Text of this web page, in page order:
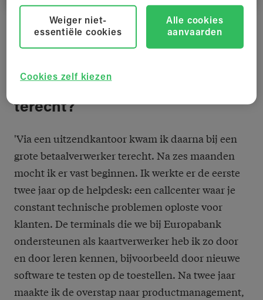
terecht?
'Via een uitzendkantoor kwam ik daarna bij een
grote betaalverwerker terecht. Na zes maanden
mocht ik er vast beginnen. Ik werkte er de eerste
twee jaar op de helpdesk: een callcenter waar je
constant technische problemen oploste voor
klanten. De terminals die we bij Europabank
ondersteunen als kaartverwerker heb ik zo door
en door leren kennen, bijvoorbeeld door nieuwe
software te testen op de toestellen. Na twee jaar
maakte ik de overstap naar productmanagement,
Cookies zelf kiezen
Weiger niet-
essentiële cookies
Alle cookies
aanvaarden